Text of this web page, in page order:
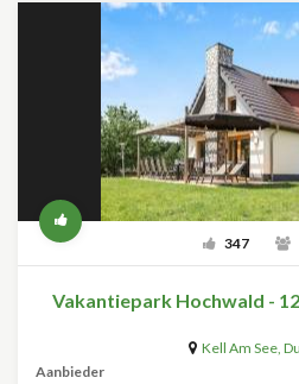
347
Vakantiepark Hochwald -
Kell Am See,
Aanbieder